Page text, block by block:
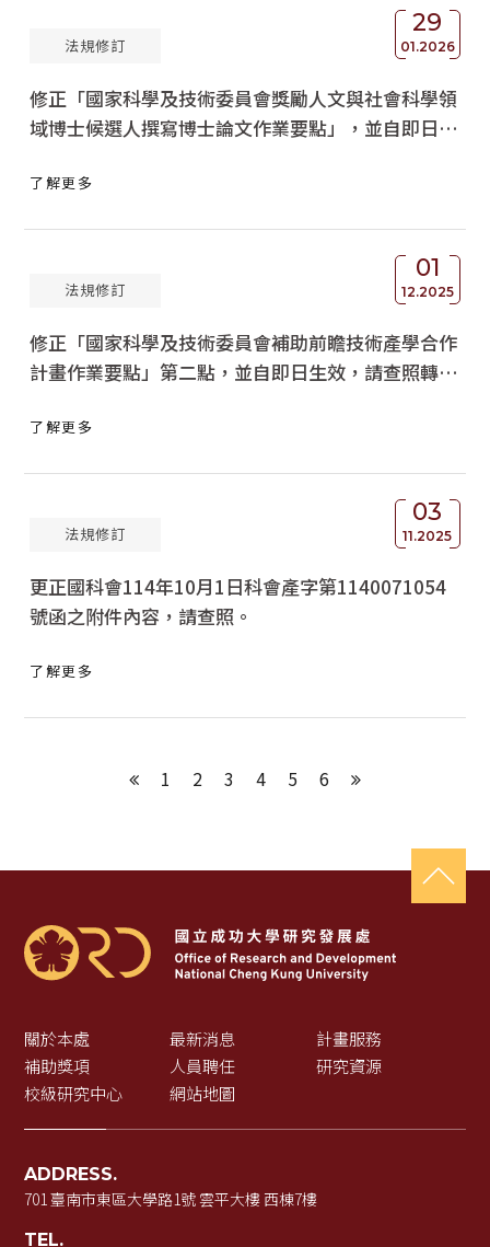
29
01.2026
法規修訂
修正「國家科學及技術委員會獎勵人文與社會科學領
域博士候選人撰寫博士論文作業要點」，並自即日生
了解更多
01
12.2025
法規修訂
修正「國家科學及技術委員會補助前瞻技術產學合作
計畫作業要點」第二點，並自即日生效，請查照轉
了解更多
03
11.2025
法規修訂
更正國科會114年10月1日科會產字第1140071054
號函之附件內容，請查照。
了解更多
上一頁
1 2 3 4 5 6 下一頁
關於本處 最新消息
計畫服務
補助獎項
人員聘任
研究資源
校級研究中心
網站地圖
ADDRESS.
701 臺南市東區大學路1號 雲平大樓 西棟7樓
TEL.